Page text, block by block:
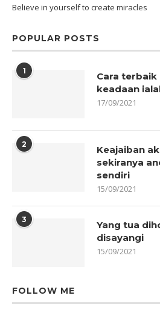
Believe in yourself to create miracles
POPULAR POSTS
1
Cara
keadaan
17/09/2021
2
Keajaiban
sekiranya
sendiri
15/09/2021
3
Yang tua
disayangi
15/09/2021
FOLLOW ME